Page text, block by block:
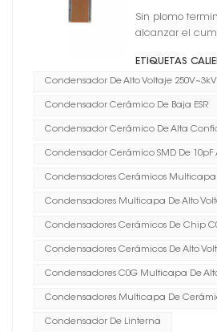
alto voltaje
Sin plomo
alcanzar el
ETIQUETAS
Condensador De Alto Voltaje 250V~3kV
Condensador Cerámico De Baja ESR
Condensador Cerámico De Alta
Condensador Cerámico SMD De 10pF
Condensadores Cerámicos Multicapa
Condensadores Multicapa De Alto
Condensadores Cerámicos De Chip
Condensadores Cerámicos De Alto
Condensadores C0G Multicapa De
Condensadores Multicapa De
Condensador De Linterna